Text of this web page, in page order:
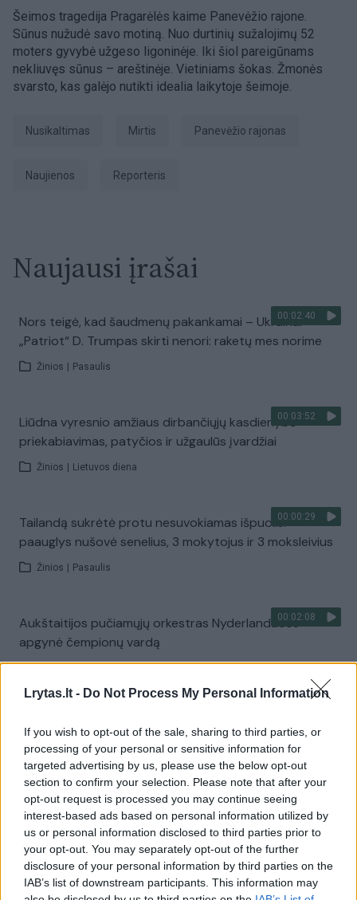
Lrytas.lt - Do Not Process My Personal Information
If you wish to opt-out of the sale, sharing to third parties, or
processing of your personal or sensitive information for
targeted advertising by us, please use the below opt-out
section to confirm your selection. Please note that after your
opt-out request is processed you may continue seeing
interest-based ads based on personal information utilized by
us or personal information disclosed to third parties prior to
your opt-out. You may separately opt-out of the further
disclosure of your personal information by third parties on the
IAB’s list of downstream participants. This information may
Šeimos tragedija Pragarėlės kaime Panevėžio rajone.
Sūnus nužudė savo motiną. Nuo durtinių sužalojimų 52
moters gyvybė užgeso ligoninėje. Iki šiol pareigūnams
nekliuvęs sūnus – areštinėje. Vietiniams šokas. Žmonės
svarsto, kas galėjo nutikti idealia laikytoje šeimoje.
Nusikaltimas Mirtis Panevėžio rajonas
Naujienos Reporteris
Naujausi įrašai
00:02:40
Nors teigė, kad šaudmenų pakankamai – Ukrainai
„Patriot“ D. Trumpas skirti nenori: raketų mes norime
Žinios Pasaulis
00:03:52
Liūdna vyresnio amžiaus dirbančiųjų kasdienybė –
priekabiavimas, patyčios ir užgaulūs įvardžiai
Žinios Lietuvos diena
00:00:29
Tailandą sukrėtė protu nesuvokiamas išpuolis:
paauglys nušovė senelius, 3 mokytojus ir 3 moksleivius
Žinios Pasaulis
00:02:08
Aukštaitijos pučiamųjų orkestras Nyderlanduose
apgynė čempionų vardą
Žiūrimiausi įrašai
00:00:30
Vaizdai iš tragiškos avarijos Vilniaus r.: dviejų moterų ir
vaiko gyvybių išgelbėti nepavyko